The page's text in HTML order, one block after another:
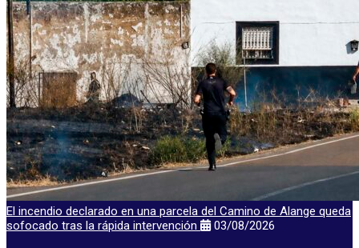
El incendio declarado en una parcela del Camino de Alange queda
sofocado tras la rápida intervención
03/08/2026